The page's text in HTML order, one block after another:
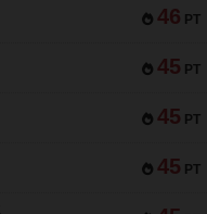
46 PT
45 PT
45 PT
45 PT